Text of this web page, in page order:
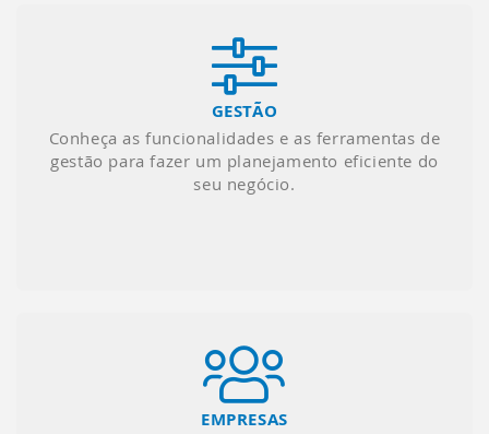
GESTÃO
Conheça as funcionalidades e as ferramentas de
gestão para fazer um planejamento eficiente do
seu negócio.
EMPRESAS